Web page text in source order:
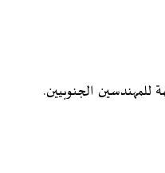
الجنوبيين.